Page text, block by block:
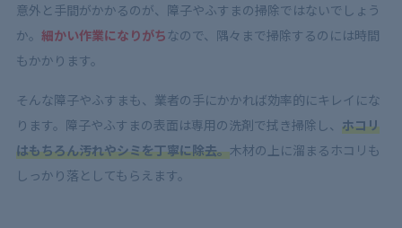
意外と手間がかかるのが、障子やふすまの掃除ではないでしょう
か。 細かい作業になりがち なので、隅々まで掃除するのには時間
もかかります。
そんな障子やふすまも、業者の手にかかれば効率的にキレイにな
ります。障子やふすまの表面は専用の洗剤で拭き掃除し、 ホコリ
はもちろん汚れやシミを丁寧に除去。木材の上に溜まるホコリも
しっかり落としてもらえます。